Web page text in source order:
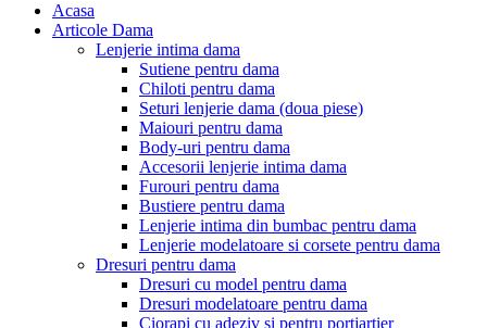
Acasa
Articole Dama
Lenjerie intima dama
Sutiene pentru dama
Chiloti pentru dama
Seturi lenjerie dama (doua piese)
Maiouri pentru dama
Body-uri pentru dama
Accesorii lenjerie intima dama
Furouri pentru dama
Bustiere pentru dama
Lenjerie intima din bumbac pentru dama
Lenjerie modelatoare si corsete pentru dama
Dresuri pentru dama
Dresuri cu model pentru dama
Dresuri modelatoare pentru dama
Ciorapi cu adeziv si pentru portjartier